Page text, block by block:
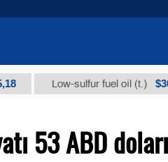
Low-sulfur fuel oil (t.) $300
53 ABD